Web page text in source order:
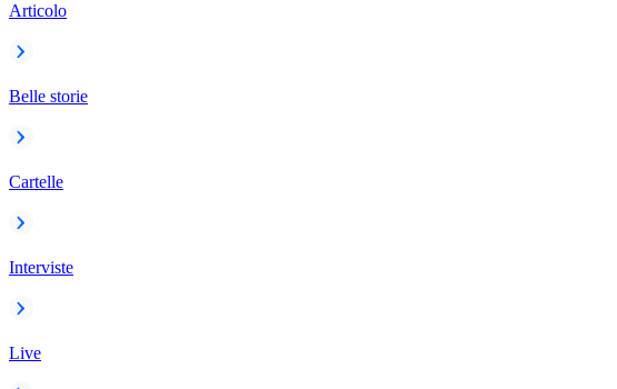
Articolo
Belle storie
Cartelle
Interviste
Live